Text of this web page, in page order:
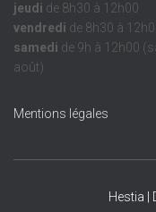
jeudi de 8h30 à 12h00
vendredi de 8h30 à
samedi de 9h à 12h00
août)
Mentions légales
Hestia |